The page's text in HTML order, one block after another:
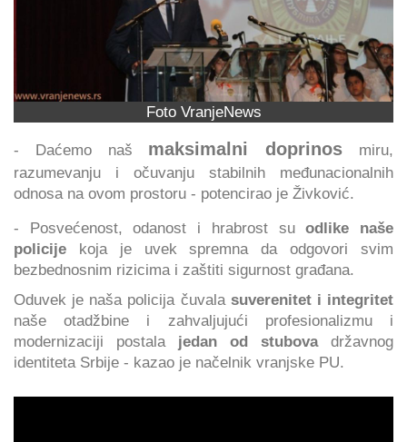
Foto VranjeNews
- Daćemo naš maksimalni doprinos miru,
razumevanju i očuvanju stabilnih međunacionalnih
odnosa na ovom prostoru - potencirao je Živković.
- Posvećenost, odanost i hrabrost suodlike naše
policije koja je uvek spremna da odgovori svim
bezbednosnim rizicima i zaštiti sigurnost građana.
Oduvek je naša policija čuvala suverenitet i integritet
naše otadžbine i zahvaljujući profesionalizmu i
modernizaciji postala jedan od stubovadržavnog
identiteta Srbije - kazao je načelnik vranjske PU.